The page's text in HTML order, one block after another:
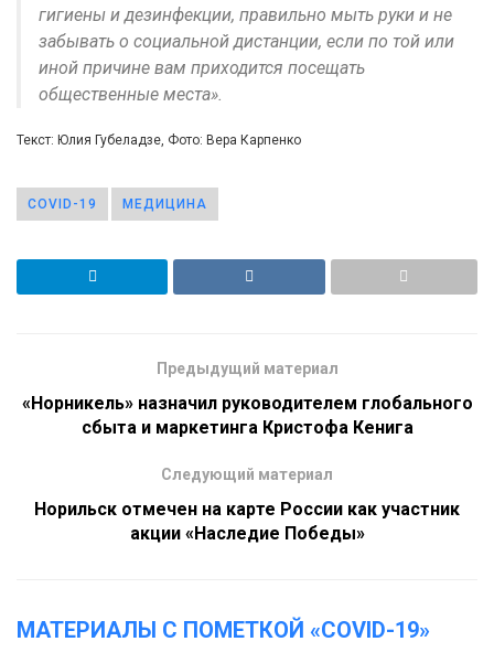
гигиены и дезинфекции, правильно мыть руки и не
забывать о социальной дистанции, если по той или
иной причине вам приходится посещать
общественные места».
Текст: Юлия Губеладзе, Фото: Вера Карпенко
COVID-19 МЕДИЦИНА
Предыдущий материал
«Норникель» назначил руководителем глобального
сбыта и маркетинга Кристофа Кенига
Следующий материал
Норильск отмечен на карте России как участник
акции «Наследие Победы»
МАТЕРИАЛЫ С ПОМЕТКОЙ «COVID-19»